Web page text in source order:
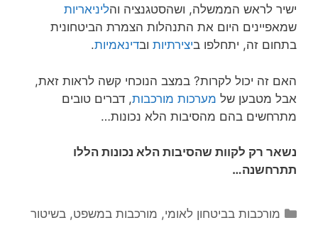
ישיר לראש הממשלה, ושהסטגנציה והליניאריות
שמאפיינים היום את התנהלות הצמרת הביטחונית
בתחום זה, יתחלפו ביצירתיות ובדינאמיות.
האם זה יכול לקרות? במצב הנוכחי קשה לראות זאת,
אבל מטבען של מערכות מורכבות, דברים טובים
מתרחשים בהם מהסיבות הלא נכונות…
נשאר רק לקוות שהסיבות הלא נכונות הללו
תתרחשנה…
קטגוריות
מורכבות בביטחון לאומי, מורכבות במשפט, בשיטור